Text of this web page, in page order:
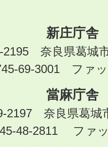
新庄庁舎
2195 奈良県葛城
69-3001 ファ
當麻庁舎
2197 奈良県葛城
48-2811 ファ